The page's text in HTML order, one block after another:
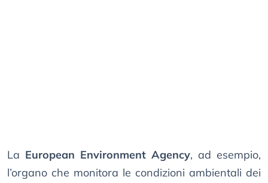
La European Environment Agency, ad esempio,
l’organo che monitora le condizioni ambientali dei